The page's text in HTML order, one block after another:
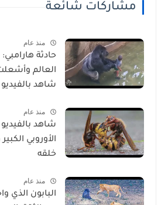
مشاركات شائعة
منذ عام
حادثة
العالم
شاهد بالفيديو
منذ عام
شاهد بالفيديو
الأوروبي
خلقه
منذ عام
البابون الذي